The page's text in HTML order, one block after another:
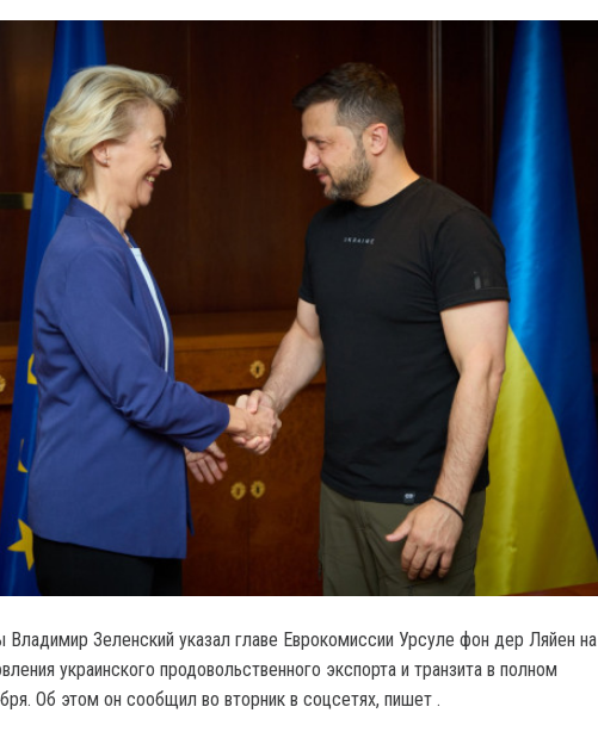
Владимир Зеленский указал главе Еврокомиссии Урсуле фон дер Ляйен на
украинского продовольственного экспорта и транзита в полном
Об этом он сообщил во вторник в соцсетях, пишет .